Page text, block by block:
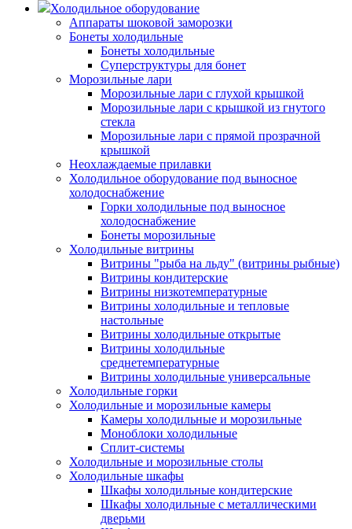
Холодильное оборудование
Аппараты шоковой заморозки
Бонеты холодильные
Бонеты холодильные
Суперструктуры для бонет
Морозильные лари
Морозильные лари с глухой крышкой
Морозильные лари с крышкой из гнутого
стекла
Морозильные лари с прямой прозрачной
крышкой
Неохлаждаемые прилавки
Холодильное оборудование под выносное
холодоснабжение
Горки холодильные под выносное
холодоснабжение
Бонеты морозильные
Холодильные витрины
Витрины "рыба на льду" (витрины рыбные)
Витрины кондитерские
Витрины низкотемпературные
Витрины холодильные и тепловые
настольные
Витрины холодильные открытые
Витрины холодильные
среднетемпературные
Витрины холодильные универсальные
Холодильные горки
Холодильные и морозильные камеры
Камеры холодильные и морозильные
Моноблоки холодильные
Сплит-системы
Холодильные и морозильные столы
Холодильные шкафы
Шкафы холодильные кондитерские
Шкафы холодильные с металлическими
дверьми